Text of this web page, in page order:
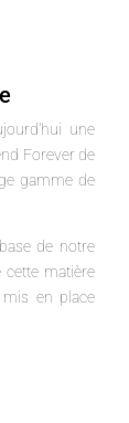
une
Forever de
gamme de
de notre
matière
mis en place